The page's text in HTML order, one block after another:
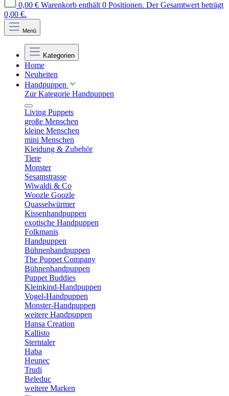
0,00 € Warenkorb enthält 0 Positionen. Der Gesamtwert beträgt
0,00 €.
Menü
Kategorien
Home
Neuheiten
Handpuppen
Zur Kategorie Handpuppen
Living Puppets
große Menschen
kleine Menschen
mini Menschen
Kleidung & Zubehör
Tiere
Monster
Sesamstrasse
Wiwaldi & Co
Woozle Goozle
Quasselwürmer
Kissenhandpuppen
exotische Handpuppen
Folkmanis
Handpuppen
Bühnenhandpuppen
The Puppet Company
Bühnenhandpuppen
Puppet Buddies
Kleinkind-Handpuppen
Vogel-Handpuppen
Monster-Handpuppen
weitere Handpuppen
Hansa Creation
Kallisto
Sterntaler
Haba
Heunec
Trudi
Beleduc
weitere Marken